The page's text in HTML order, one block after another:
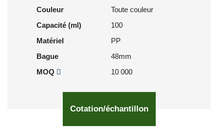
Couleur
Toute couleur
Capacité (ml)
100
Matériel
PP
Bague
48mm
MOQ
10 000
Cotation/échantillon